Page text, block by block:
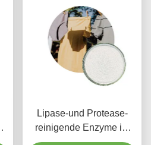
Lipase-und Protease-
reinigende Enzyme im
Waschmittel 1200000u G